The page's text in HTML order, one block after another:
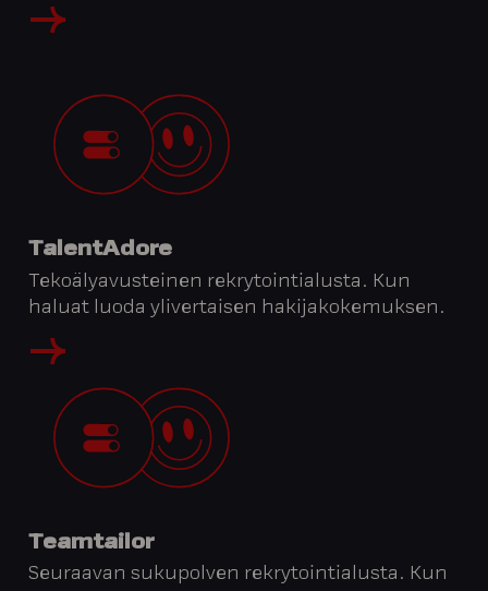
TalentAdore
Tekoälyavusteinen rekrytointialusta. Kun
haluat luoda ylivertaisen hakijakokemuksen.
Teamtailor
Seuraavan sukupolven rekrytointialusta. Kun